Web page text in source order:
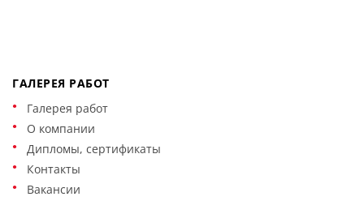
ГАЛЕРЕЯ РАБОТ
Галерея работ
О компании
Дипломы, сертификаты
Контакты
Вакансии